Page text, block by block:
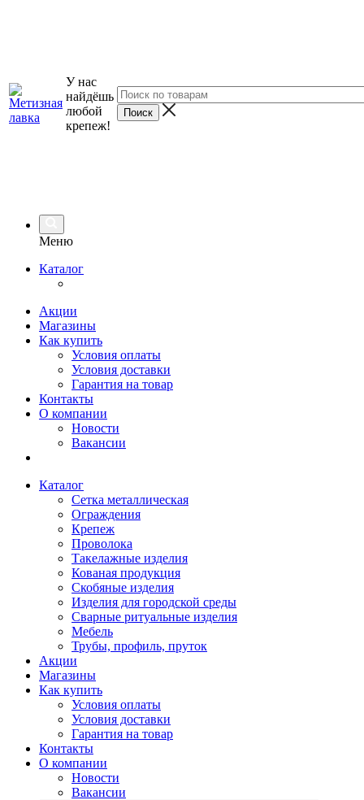
У нас
найдёшь
любой
крепеж!
Меню
Каталог
Акции
Магазины
Как купить
Условия оплаты
Условия доставки
Гарантия на товар
Контакты
О компании
Новости
Вакансии
Каталог
Сетка металлическая
Ограждения
Крепеж
Проволока
Такелажные изделия
Кованая продукция
Скобяные изделия
Изделия для городской среды
Сварные ритуальные изделия
Мебель
Трубы, профиль, пруток
Акции
Магазины
Как купить
Условия оплаты
Условия доставки
Гарантия на товар
Контакты
О компании
Новости
Вакансии